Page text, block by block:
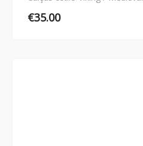
€35.00